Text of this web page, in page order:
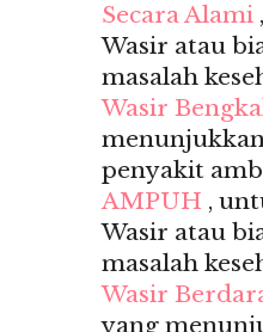
Secara Alami
Wasir atau
masalah
Wasir
penyakit
AMPUH ,
Wasir atau
masalah
Wasir
yang